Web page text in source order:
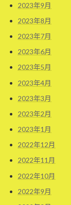
2023年9月
2023年8月
2023年7月
2023年6月
2023年5月
2023年4月
2023年3月
2023年2月
2023年1月
2022年12月
2022年11月
2022年10月
2022年9月